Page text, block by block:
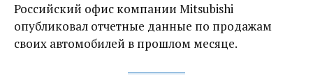
Российский офис компании Mitsubishi
опубликовал отчетные данные по продажам
своих автомобилей в прошлом месяце.